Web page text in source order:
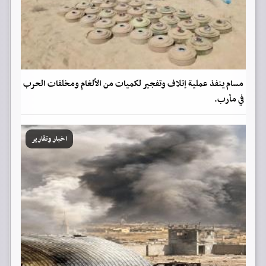
مسام ينفذ عملية إتلاف وتفجير لكميات من الألغام ومخلفات الحرب
في مأرب.
اخبار وتقارير